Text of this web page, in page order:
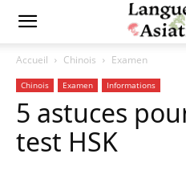
Accueil Chinois Examen
Chinois Examen Informations
5 astuces
test HSK